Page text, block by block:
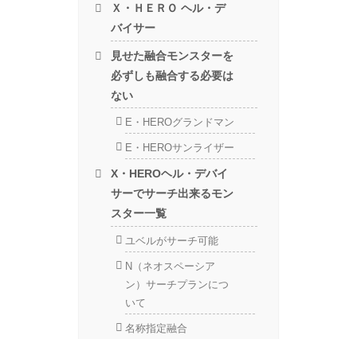
Ｘ・ＨＥＲＯ ヘル・デ
バイサー
見せた融合モンスターを
必ずしも融合する必要は
ない
E・HEROグランドマン
E・HEROサンライザー
X・HEROヘル・デバイ
サーでサーチ出来るモン
スター一覧
ユベルがサーチ可能
N（ネオスペーシア
ン）サーチプランにつ
いて
名称指定融合